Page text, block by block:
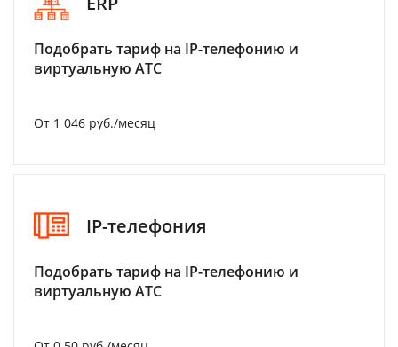
Подобрать тариф на IP-телефонию и
виртуальную АТС
От 1 046 руб./месяц
IP-телефония
Подобрать тариф на IP-телефонию и
виртуальную АТС